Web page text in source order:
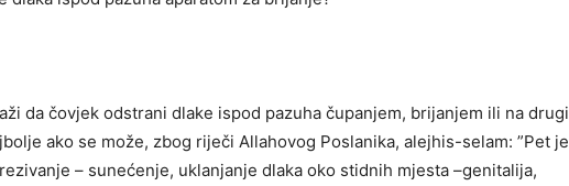
da čovjek odstrani dlake ispod pazuha čupanjem, brijanjem ili na drugi
ako se može, zbog riječi Allahovog Poslanika, alejhis-selam: ”Pet je
– sunećenje, uklanjanje dlaka oko stidnih mjesta –genitalija,